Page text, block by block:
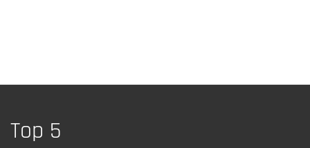
Top 5